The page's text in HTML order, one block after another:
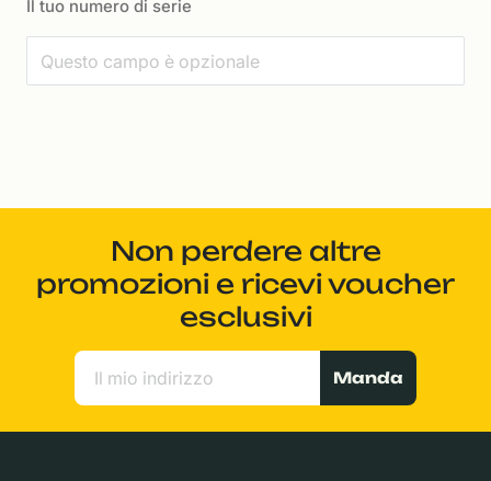
Il tuo numero di serie
Non perdere altre
promozioni e ricevi voucher
esclusivi
Manda